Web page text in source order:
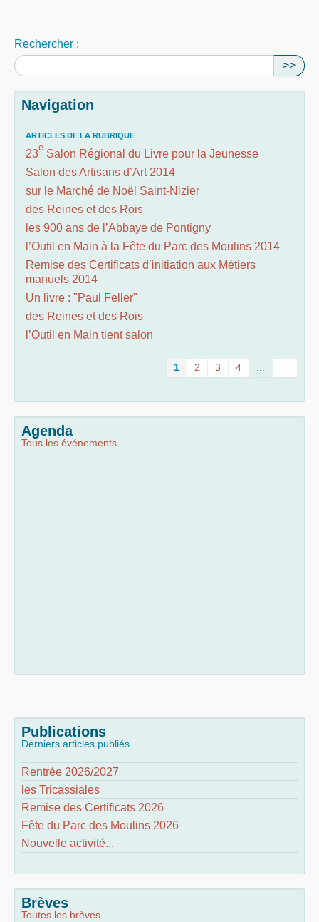
Rechercher :
>>
Navigation
ARTICLES DE LA RUBRIQUE
23
e
Salon Régional du Livre pour la Jeunesse
Salon des Artisans d’Art 2014
sur le Marché de Noël Saint-Nizier
des Reines et des Rois
les 900 ans de l’Abbaye de Pontigny
l’Outil en Main à la Fête du Parc des Moulins 2014
Remise des Certificats d’initiation aux Métiers
manuels 2014
Un livre : "Paul Feller"
des Reines et des Rois
l’Outil en Main tient salon
1 2 3 4 ...
Agenda
Tous les événements
Publications
Derniers articles publiés
Rentrée 2026/2027
les Tricassiales
Remise des Certificats 2026
Fête du Parc des Moulins 2026
Nouvelle activité...
Brèves
Toutes les brèves